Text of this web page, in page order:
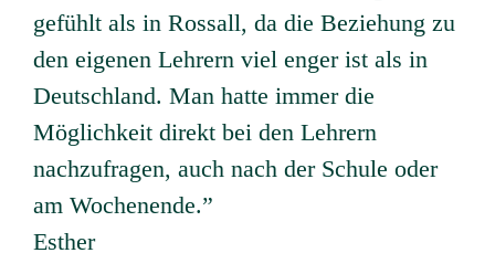
gefühlt als in Rossall, da die Beziehung zu
den eigenen Lehrern viel enger ist als in
Deutschland. Man hatte immer die
Möglichkeit direkt bei den Lehrern
nachzufragen, auch nach der Schule oder
am Wochenende.”
Esther